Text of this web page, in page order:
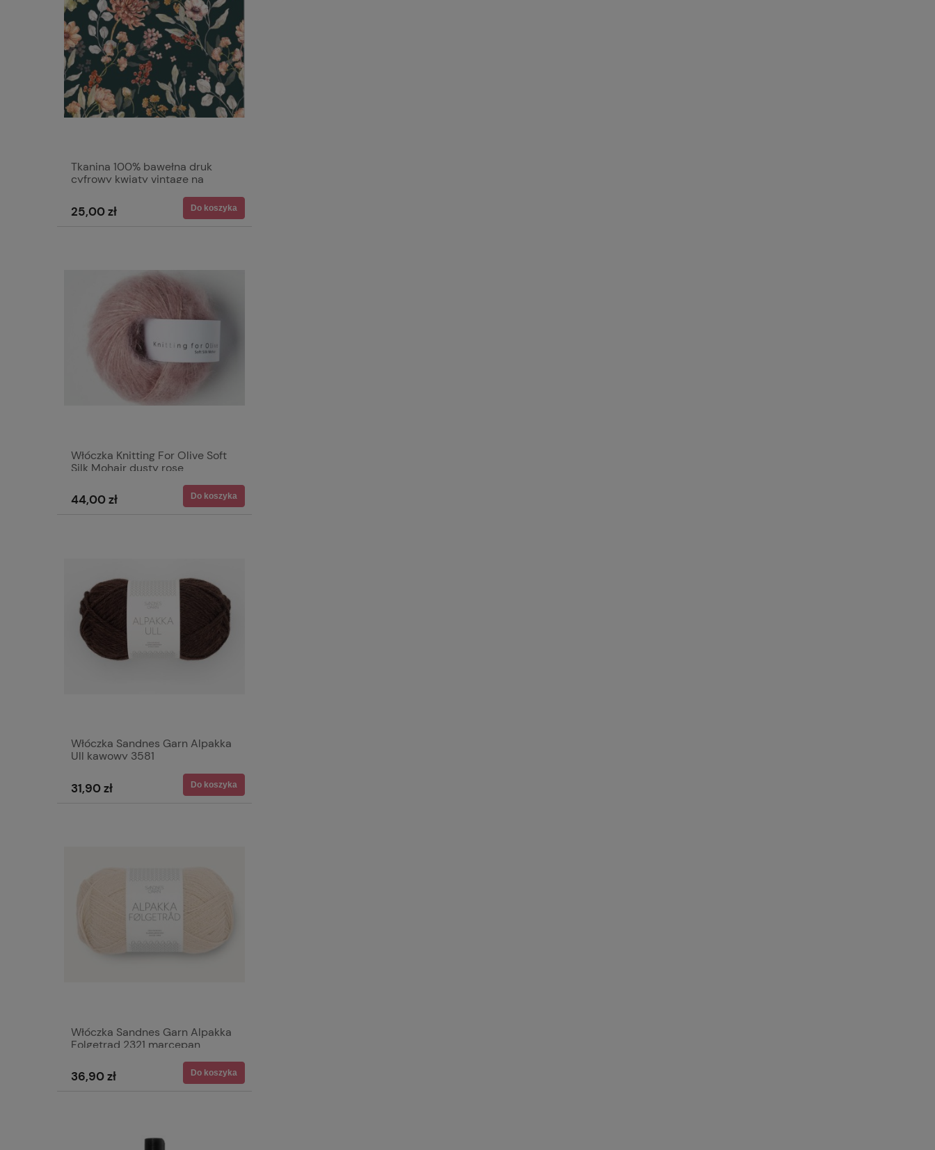
Tkanina 100% bawełna druk
cyfrowy kwiaty vintage na
25,00 zł Do koszyka
Włóczka Knitting For Olive Soft
Silk Mohair dusty rose
44,00 zł Do koszyka
Włóczka Sandnes Garn Alpakka
Ull kawowy 3581
31,90 zł Do koszyka
Włóczka Sandnes Garn Alpakka
Folgetrad 2321 marcepan
36,90 zł Do koszyka